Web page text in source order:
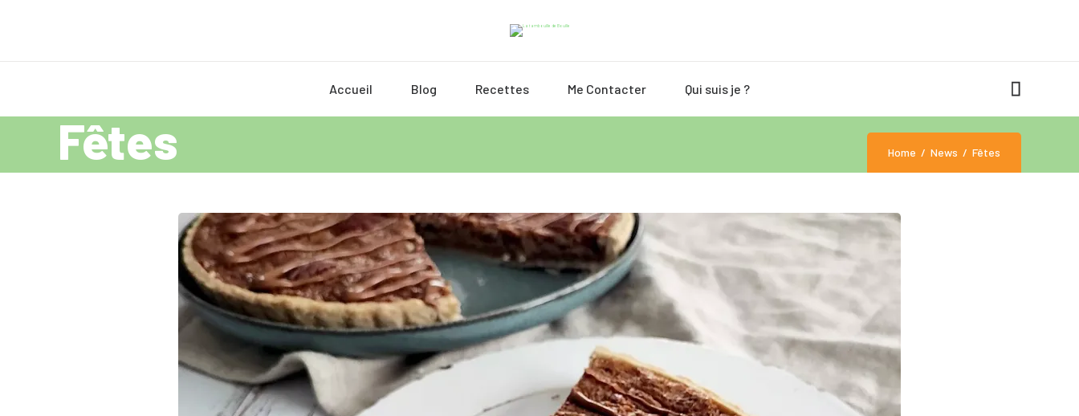
Accueil Blog Recettes Me Contacter Qui suis je ?
Fêtes Home News Fêtes